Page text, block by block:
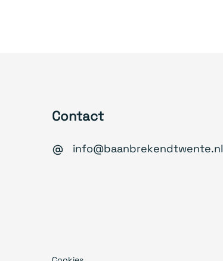
Contact
info@baanbrekendtwente.nl